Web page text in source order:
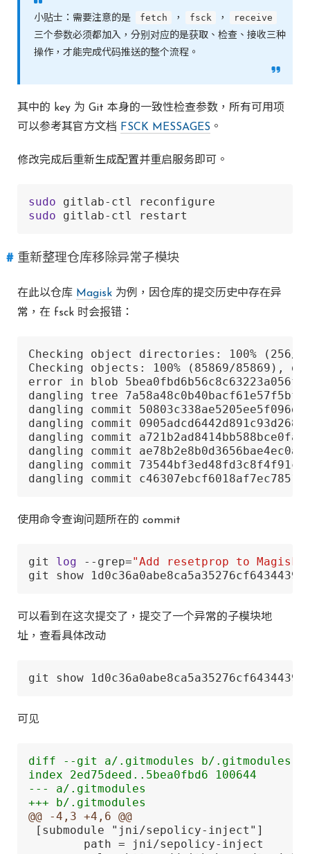
小贴士：需要注意的是 fetch ， fsck ，
receive
三个参数必须都加入，分别对应的是获取、检查、接收三种
操作，才能完成代码推送的整个流程。
其中的 key 为 Git 本身的一致性检查参数，所有可用项
可以参考其官方文档 FSCK MESSAGES 。
修改完成后重新生成配置并重启服务即可。
sudo
sudo gitlab-ctl restart
重新整理仓库移除异常子模块
在此以仓库 Magisk 为例，因仓库的提交历史中存在异
常，在 fsck 时会报错：
Checking object directories: 100% (256/
Checking objects: 100% (85869/85869),
error in blob
dangling tree
dangling commit
dangling commit
dangling commit
dangling commit
dangling commit
dangling commit
使用命令查询问题所在的 commit
git log --grep="Add resetprop to Magisk"
git show
可以看到在这次提交了，提交了一个异常的子模块地
址，查看具体改动
git show
可见
diff --git a/.gitmodules b/.gitmodules
index 2ed75deed..5bea0fbd6 100644
--- a/.gitmodules
+++ b/.gitmodules
@@ -4,3 +4,6 @@
[submodule "jni/sepolicy-inject"]
        path = jni/sepolicy-inject